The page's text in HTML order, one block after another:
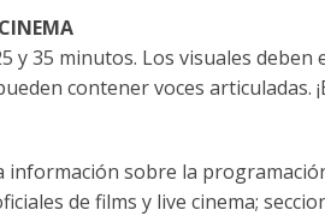
y 35 minutos. Los visuales
contener voces articuladas.
sobre la
de films y live cinema;